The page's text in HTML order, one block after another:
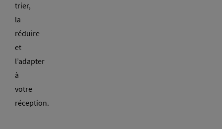
trier,
la
réduire
et
l’adapter
à
votre
réception.